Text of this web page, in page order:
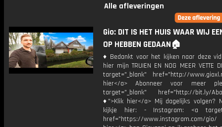
Alle afleveringen
Gio: DIT IS HET HUIS WAAR WIJ
OP HEBBEN GEDAAN🏠
♦ Bedankt voor het kijken naar deze
hier mijn TRUIEN EN NOG MEER VETTE
target="_blank" href="http://
hier</a> Abonneer voor meer
target="_blank" href="http://bit.ly/
♦">Klik hier</a> Mij dagelijks volgen?
kijkje hier: - Instagram: <a
href="https://www.instagram.com/